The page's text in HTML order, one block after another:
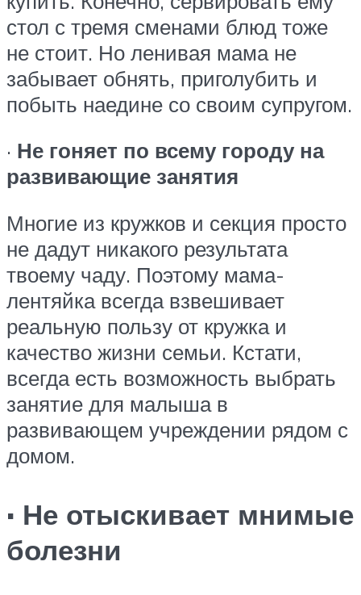
стол с тремя сменами блюд тоже
не стоит. Но ленивая мама не
забывает обнять, приголубить и
побыть наедине со своим супругом.
· Не гоняет по всему городу на
развивающие занятия
Многие из кружков и секция просто
не дадут никакого результата
твоему чаду. Поэтому мама-
лентяйка всегда взвешивает
реальную пользу от кружка и
качество жизни семьи. Кстати,
всегда есть возможность выбрать
занятие для малыша в
развивающем учреждении рядом с
домом.
· Не отыскивает мнимые
болезни